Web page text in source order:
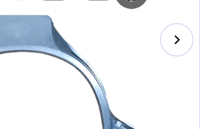
Magyar
Lietuvių
Hrvatski
Português
Slovenian